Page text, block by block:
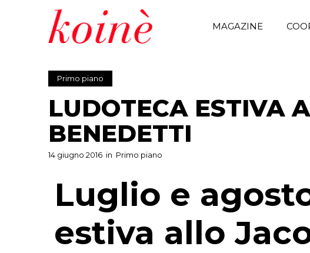
MAGAZINE
Primo piano
LUDOTECA ESTIVA
BENEDETTI
14 giugno 2016 in Primo piano
Luglio e
estiva allo